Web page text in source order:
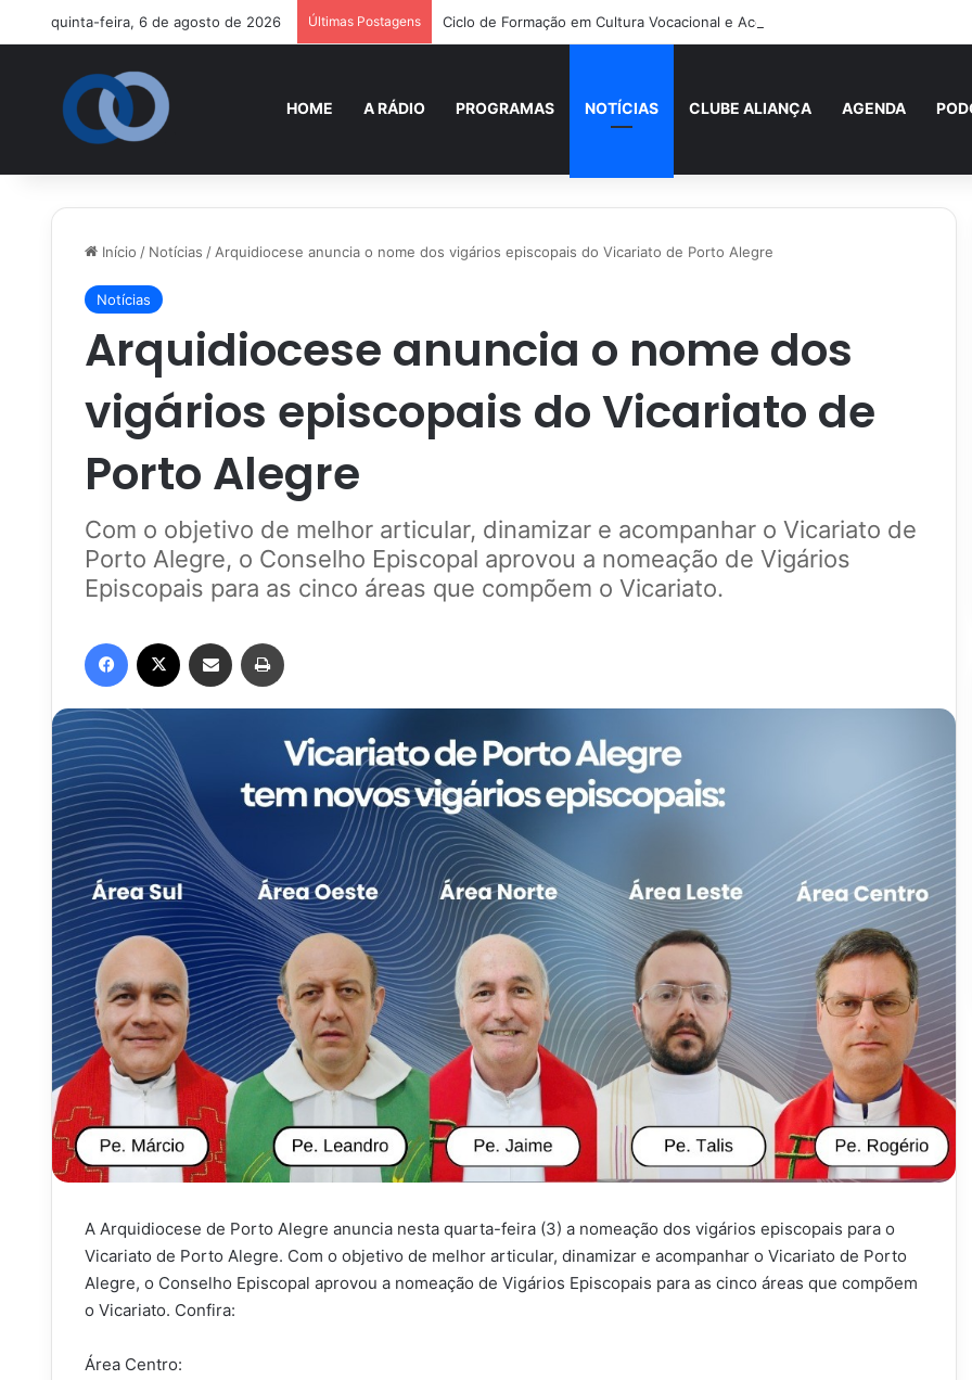
quinta-feira, 6 de agosto de 2026 Últimas Postagens Ciclo de Formação em Cultura Vocacional e Acompanhamento Juvenil
HOME A RÁDIO PROGRAMAS NOTÍCIAS CLUBE ALIANÇA AGENDA
Início / Notícias / Arquidiocese anuncia o nome dos vigários episcopais do Vicariato de Porto Alegre
Notícias
Arquidiocese anuncia o nome dos
vigários episcopais do Vicariato de
Porto Alegre
Com o objetivo de melhor articular, dinamizar e acompanhar o Vicariato de
Porto Alegre, o Conselho Episcopal aprovou a nomeação de Vigários
Episcopais para as cinco áreas que compõem o Vicariato.
A Arquidiocese de Porto Alegre anuncia nesta quarta-feira (3) a nomeação dos vigários episcopais para o
Vicariato de Porto Alegre. Com o objetivo de melhor articular, dinamizar e acompanhar o Vicariato de Porto
Alegre, o Conselho Episcopal aprovou a nomeação de Vigários Episcopais para as cinco áreas que compõem
o Vicariato. Confira:
Área Centro: